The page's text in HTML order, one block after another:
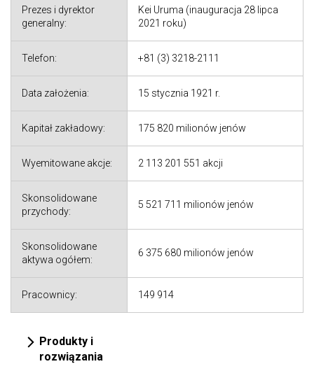
Prezes i dyrektor
generalny:
Kei Uruma (inauguracja 28 lipca
2021 roku)
Telefon: +81 (3) 3218-2111
Data założenia: 15 stycznia 1921 r.
Kapitał zakładowy: 175 820 milionów jenów
Wyemitowane akcje: 2 113 201 551 akcji
Skonsolidowane
przychody:
5 521 711 milionów jenów
Skonsolidowane
aktywa ogółem:
6 375 680 milionów jenów
Pracownicy: 149 914
Produkty i
rozwiązania